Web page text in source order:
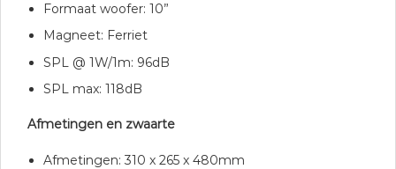
Formaat woofer: 10”
Magneet: Ferriet
SPL @ 1W/1m: 96dB
SPL max: 118dB
Afmetingen en zwaarte
Afmetingen: 310 x 265 x 480mm